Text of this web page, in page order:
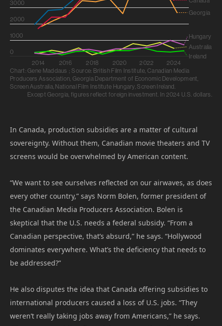
In Canada, production subsidies are a matter of cultural
sovereignty. Without them, Canadian movie theaters and TV
screens would be overwhelmed by American content.
“We want to see ourselves reflected on our airwaves, as does
every other country,” says Norm Bolen, former president of
the Canadian Media Producers Association. Bolen is
skeptical that the U.S. needs a federal subsidy. “From a
Canadian perspective, that’s absurd,” he says. “Hollywood
dominates everywhere. What’s the deficiency that needs to
be addressed?”
He also disputes the idea that Canada offering subsidies to
international producers caused a loss of U.S. jobs. “They
weren’t really taking jobs away from Americans,” he says.